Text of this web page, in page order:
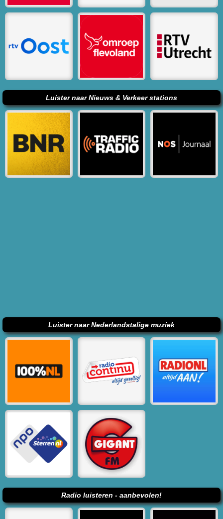
Luister naar Nieuws & Verkeer stations
Luister naar Nederlandstalige muziek
Radio luisteren - aanbevolen!